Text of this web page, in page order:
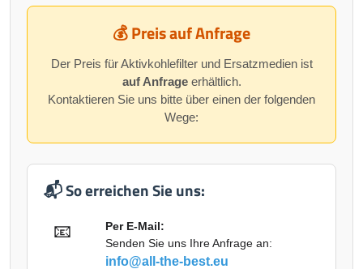
💰 Preis auf Anfrage
Der Preis für Aktivkohlefilter und Ersatzmedien ist
auf Anfrageerhältlich.
Kontaktieren Sie uns bitte über einen der folgenden
Wege:
📬 So erreichen Sie uns:
📧
Per E-Mail:
Senden Sie uns Ihre Anfrage an:
info@all-the-best.eu